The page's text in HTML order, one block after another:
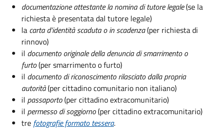
documentazione attestante la nomina di tutore legale(se la
richiesta è presentata dal tutore legale)
la carta d'identità scaduta o in scadenza(per richiesta di
rinnovo)
il documento originale della denuncia di smarrimento o
furto(per smarrimento o furto)
il documento di riconoscimento rilasciato dalla propria
autorità(per cittadino comunitario non italiano)
il passaporto(per cittadino extracomunitario)
il permesso di soggiorno(per cittadino extracomunitario)
tre fotografie formato tessera.